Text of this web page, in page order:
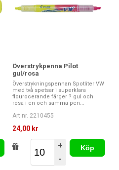
Överstrykpenna Pilot
gul/rosa
Överstrykningspennan Spotliter VW
med två spetsar i superklara
flourocerande färger ? gul och
rosa i en och samma pen...
Art nr. 2210455
24,00 kr
+
-
Köp